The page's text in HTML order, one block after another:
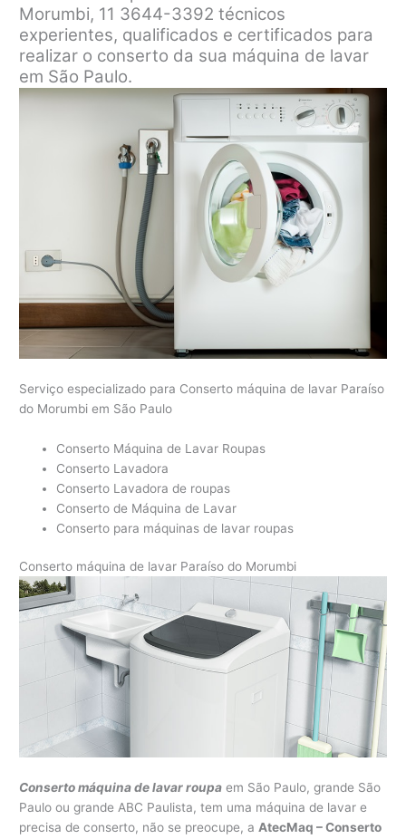
Morumbi, 11 3644-3392 técnicos
experientes, qualificados e certificados para
realizar o conserto da sua máquina de lavar
em São Paulo.
Serviço especializado para Conserto máquina de lavar Paraíso
do Morumbi em São Paulo
Conserto Máquina de Lavar Roupas
Conserto Lavadora
Conserto Lavadora de roupas
Conserto de Máquina de Lavar
Conserto para máquinas de lavar roupas
Conserto máquina de lavar Paraíso do Morumbi
Conserto máquina de lavar roupa em São Paulo, grande São
Paulo ou grande ABC Paulista, tem uma máquina de lavar e
precisa de conserto, não se preocupe, aAtecMaq – Conserto